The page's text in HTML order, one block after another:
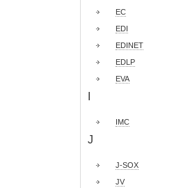
EC
EDI
EDINET
EDLP
EVA
IMC
J
J-SOX
JV